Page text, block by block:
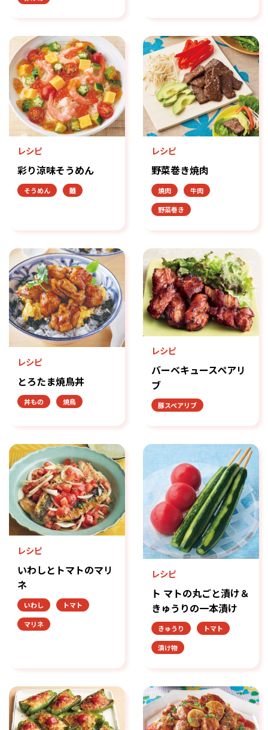
レシピ
彩り涼味そうめん
そうめん 麺
レシピ
野菜巻き焼肉
焼肉
牛肉
野菜巻き
レシピ
とろたま焼鳥丼
丼もの 焼鳥
レシピ
バーベキュースペアリ
ブ
豚スペアリブ
レシピ
いわしとトマトのマリ
ネ
いわし
トマト
マリネ
レシピ
ト マトの丸ごと漬け＆
きゅうりの一本漬け
きゅうり
トマト
漬け物